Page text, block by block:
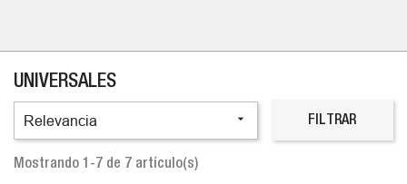
UNIVERSALES
Relevancia  FILTRAR
Mostrando 1-7 de 7 artículo(s)